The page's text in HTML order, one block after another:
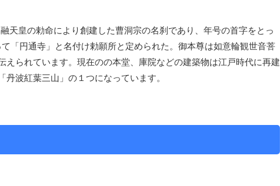
天皇の勅命により創建した曹洞宗の名刹であり、年号の首字をとっ
「円通寺」と名付け勅願所と定められた。御本尊は如意輪観世音菩
られています。現在のの本堂、庫院などの建築物は江戸時代に再建
波紅葉三山」の１つになっています。